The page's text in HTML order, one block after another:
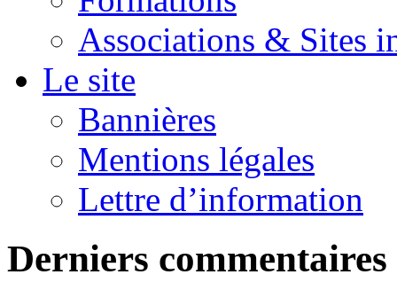
Associations & Sites
Le site
Bannières
Mentions légales
Lettre d’information
Derniers commentaires